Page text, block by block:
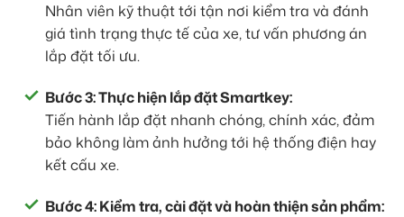
Nhân viên kỹ thuật tới tận nơi kiểm tra và đánh
giá tình trạng thực tế của xe, tư vấn phương án
lắp đặt tối ưu.
Bước 3: Thực hiện lắp đặt Smartkey:
Tiến hành lắp đặt nhanh chóng, chính xác, đảm
bảo không làm ảnh hưởng tới hệ thống điện hay
kết cấu xe.
Bước 4: Kiểm tra, cài đặt và hoàn thiện sản phẩm: